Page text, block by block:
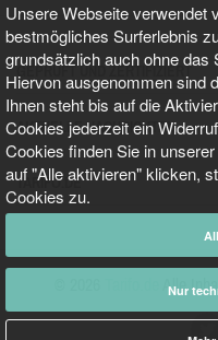
Unsere Webseite verwendet
bestmögliches Surferlebnis
grundsätzlich auch ohne
Hiervon ausgenommen sind
Ihnen steht bis auf die
Cookies jederzeit ein
Cookies finden Sie in unserer
auf "Alle aktivieren" klicken,
Cookies zu.
Nur
GEPRÜFT UND ZERTIFIZIERT
AKTUELLE NACHRICHTEN
TARIFO.DE
Alle